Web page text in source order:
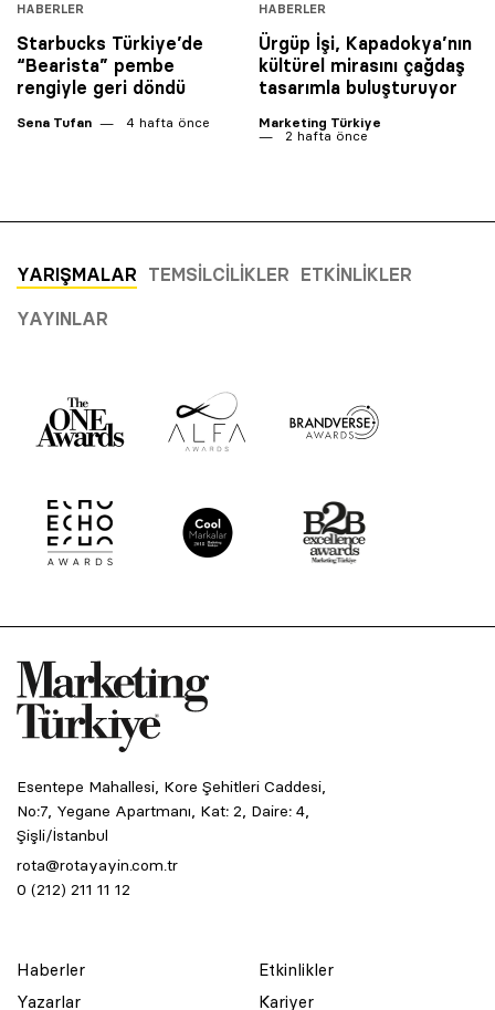
HABERLER
Starbucks Türkiye’de
“Bearista” pembe
rengiyle geri döndü
Sena Tufan 4 hafta önce
HABERLER
Ürgüp İşi, Kapadokya’nın
kültürel mirasını çağdaş
tasarımla buluşturuyor
Marketing Türkiye
2 hafta önce
YARIŞMALAR TEMSILCILIKLER ETKINLIKLER
YAYINLAR
Esentepe Mahallesi, Kore Şehitleri Caddesi,
No:7, Yegane Apartmanı, Kat: 2, Daire: 4,
Şişli/İstanbul
rota@rotayayin.com.tr
0 (212) 211 11 12
Haberler
Yazarlar
Etkinlikler
Kariyer